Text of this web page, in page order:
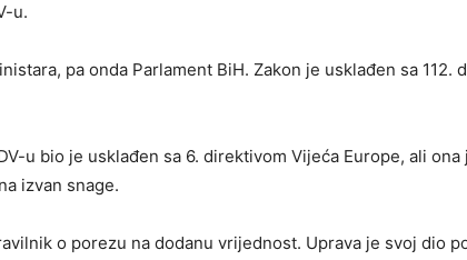
u.
pa onda Parlament BiH. Zakon je usklađen sa 112.
u bio je usklađen sa 6. direktivom Vijeća Europe, ali ona
izvan snage.
o porezu na dodanu vrijednost. Uprava je svoj dio